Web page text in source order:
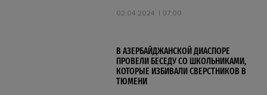
02.04.2024 07:00
В АЗЕРБАЙДЖАНСКОЙ ДИАСПОРЕ
ПРОВЕЛИ БЕСЕДУ СО ШКОЛЬНИКАМИ,
КОТОРЫЕ ИЗБИВАЛИ СВЕРСТНИКОВ В
ТЮМЕНИ